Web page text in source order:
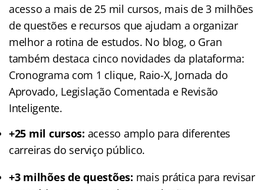
acesso a mais de 25 mil cursos, mais de 3 milhões
de questões e recursos que ajudam a organizar
melhor a rotina de estudos. No blog, o Gran
também destaca cinco novidades da plataforma:
Cronograma com 1 clique, Raio-X, Jornada do
Aprovado, Legislação Comentada e Revisão
Inteligente.
+25 mil cursos: acesso amplo para diferentes
carreiras do serviço público.
+3 milhões de questões: mais prática para revisar